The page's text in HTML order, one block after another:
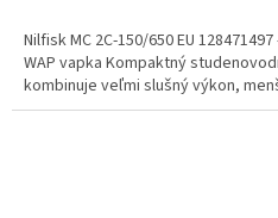
Nilfisk MC 2C-150/650 EU
WAP vapka Kompaktný
kombinuje veľmi slušný výkon,